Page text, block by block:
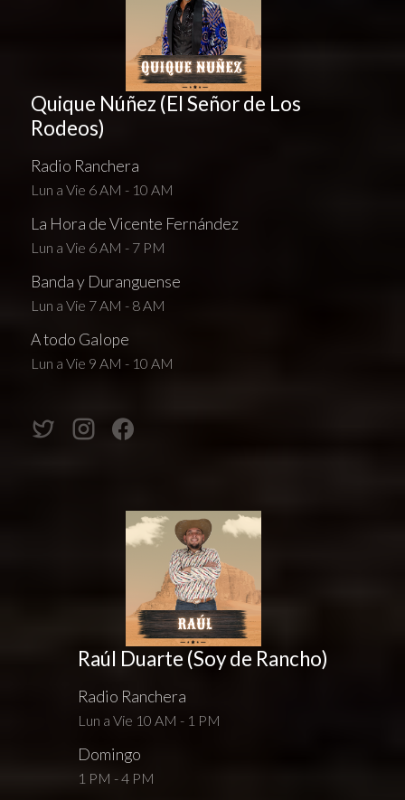
Quique Núñez (El Señor de Los
Rodeos)
Radio Ranchera
Lun a Vie 6 AM - 10 AM
La Hora de Vicente Fernández
Lun a Vie 6 AM - 7 PM
Banda y Duranguense
Lun a Vie 7 AM - 8 AM
A todo Galope
Lun a Vie 9 AM - 10 AM
Raúl Duarte (Soy de Rancho)
Radio Ranchera
Lun a Vie 10 AM - 1 PM
Domingo
1 PM - 4 PM